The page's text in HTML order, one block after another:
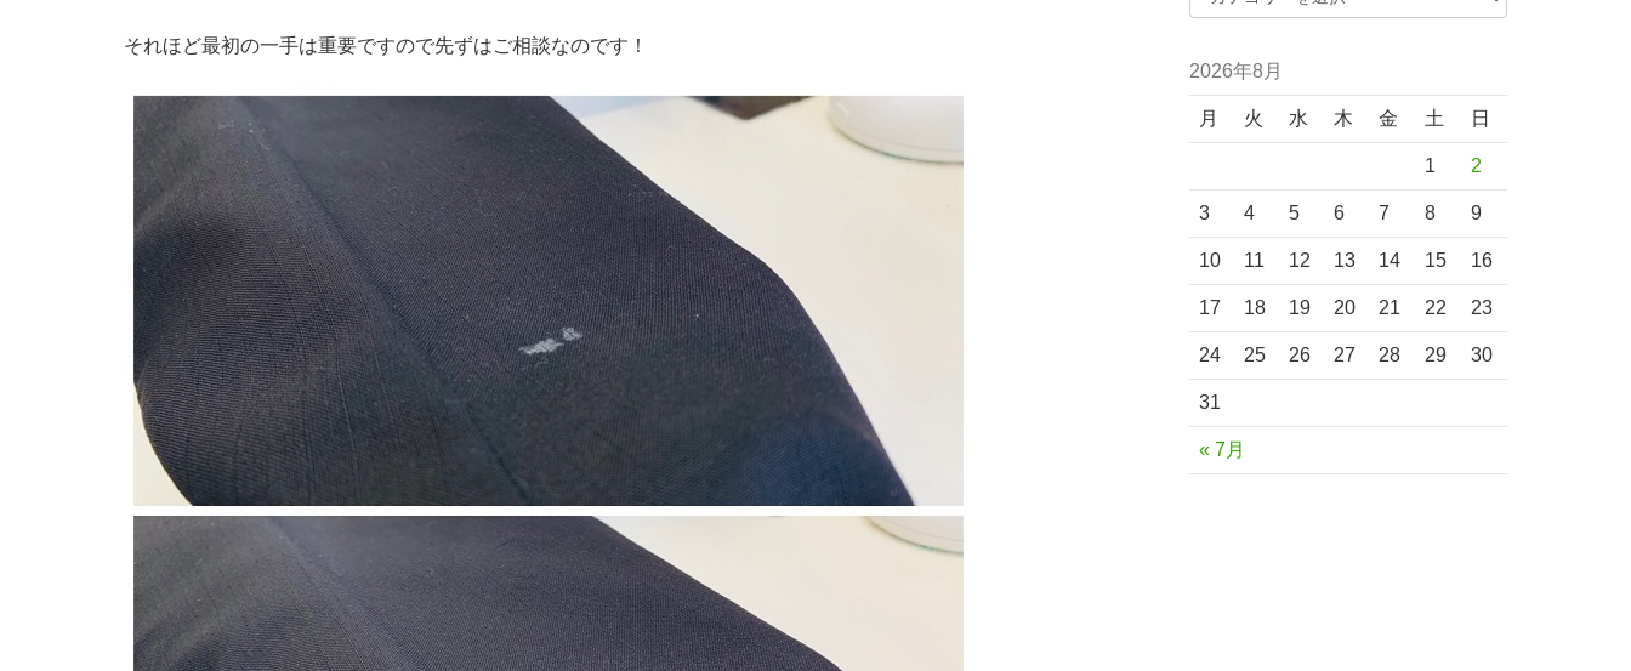
それほど最初の一手は重要ですので先ずはご相談なのです！
2026年8月
月 火 水 木 金 土 日
« 7月
1 2
3 4 5 6 7 8 9
10 11 12 13 14 15 16
17 18 19 20 21 22 23
24 25 26 27 28 29 30
31